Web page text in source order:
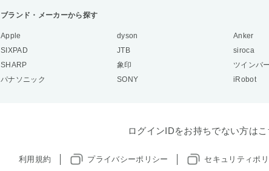
ブランド・メーカーから探す
Apple dyson Anker
SIXPAD
JTB siroca
SHARP
象印 ツインバ
パナソニック
SONY iRobot
ログインIDをお持ちでない方はこ
利用規約 プライバシーポリシー セキュリティポ